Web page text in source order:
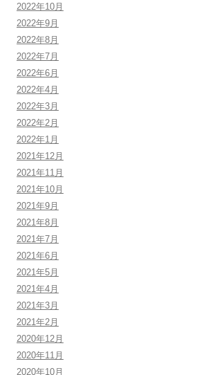
2022年10月
2022年9月
2022年8月
2022年7月
2022年6月
2022年4月
2022年3月
2022年2月
2022年1月
2021年12月
2021年11月
2021年10月
2021年9月
2021年8月
2021年7月
2021年6月
2021年5月
2021年4月
2021年3月
2021年2月
2020年12月
2020年11月
2020年10月